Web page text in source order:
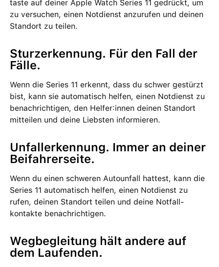
taste auf deiner Apple Watch Series 11 gedrückt, um
zu versuchen, einen Not­dienst anzu­rufen und deinen
Stand­ort zu teilen.
Sturz­er­ken­nung. Für den Fall der
Fälle.
Wenn die Series 11 erkennt, dass du schwer gestürzt
bist, kann sie auto­matisch helfen, einen Not­dienst zu
benach­richtigen, den Helfer:innen deinen Stand­ort
mit­teilen und deine Liebsten infor­mieren.
Unfallerkennung. Immer an deiner
Beifahrer­seite.
Wenn du einen schweren Auto­unfall hattest, kann die
Series 11 auto­ma­tisch helfen, einen Not­dienst zu
rufen, deinen Stand­ort teilen und deine Notfall­
kontakte benach­richtigen.
Wegbegleitung hält andere auf
dem Lau­fenden.